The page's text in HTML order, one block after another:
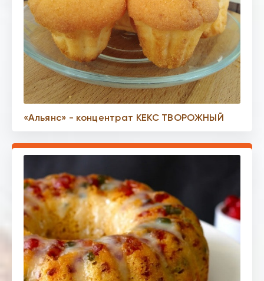
«Альянс» - концентрат КЕКС ТВОРОЖНЫЙ